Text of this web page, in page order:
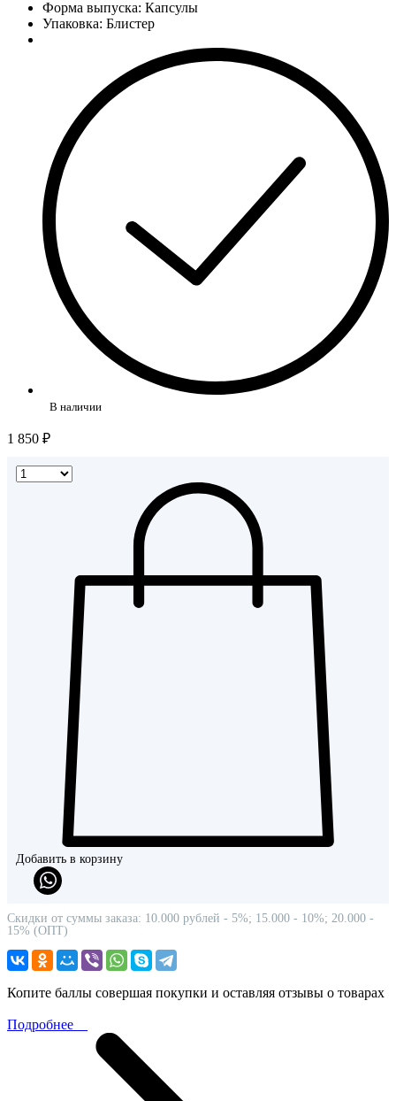
Форма выпуска: Капсулы
Упаковка: Блистер
В наличии
1 850 ₽
Добавить в корзину
Скидки от суммы заказа: 10.000 рублей - 5%; 15.000 - 10%; 20.000 -
15% (ОПТ)
Копите баллы совершая покупки и оставляя отзывы о товарах
Подробнее